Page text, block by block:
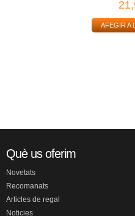
AFEGIR A
Què us oferim
Novetats
Recomanats
Articles de regal
Noticies